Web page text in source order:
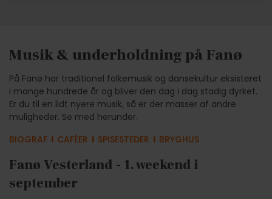
Musik & underholdning på Fanø
På Fanø har traditionel folkemusik og dansekultur eksisteret
i mange hundrede år og bliver den dag i dag stadig dyrket.
Er du til en lidt nyere musik, så er der masser af andre
muligheder. Se med herunder.
BIOGRAF l CAFÉER l SPISESTEDER l BRYGHUS
Fanø Vesterland - 1. weekend i
september